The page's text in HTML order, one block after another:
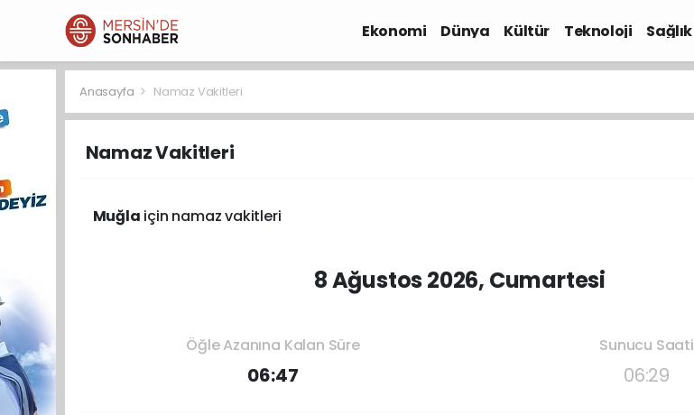
Ekonomi Dünya Kültür Teknoloji Sağlık
Anasayfa Namaz Vakitleri
Namaz Vakitleri
Muğla için namaz vakitleri
8 Ağustos 2026, Cumartesi
Öğle Azanına Kalan Süre
06:47
Sunucu Saati
06:29